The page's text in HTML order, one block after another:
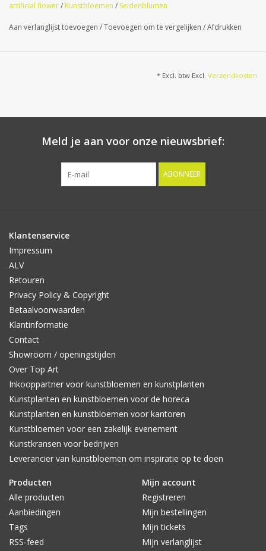
artificial flower/ Kunstbloemen / Seidenblumen
Aan verlanglijst toevoegen /Toevoegen om te vergelijken /Afdrukken
* Excl. btw Excl. Verzendkosten
Meld je aan voor onze nieuwsbrief:
ABONNEER
Klantenservice
Impressum
ALV
Retouren
Privacy Policy & Copyright
Betaalvoorwaarden
Klantinformatie
Contact
Showroom / openingstijden
Over Top Art
Inkooppartner voor kunstbloemen en kunstplanten
Kunstplanten en kunstbloemen voor de horeca
Kunstplanten en kunstbloemen voor kantoren
Kunstbloemen voor een zakelijk evenement
Kunstkransen voor bedrijven
Leverancier van kunstbloemen om inspiratie op te doen
Producten
Alle producten
Aanbiedingen
Tags
RSS-feed
Mijn account
Registreren
Mijn bestellingen
Mijn tickets
Mijn verlanglijst